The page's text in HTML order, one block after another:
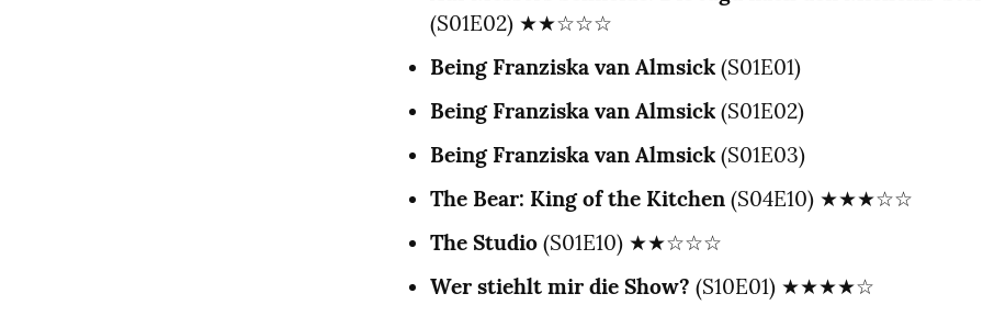
(S01E02) ★★☆☆☆
Being Franziska van Almsick (S01E01)
Being Franziska van Almsick (S01E02)
Being Franziska van Almsick (S01E03)
The Bear: King of the Kitchen (S04E10) ★★★☆☆
The Studio (S01E10) ★★☆☆☆
Wer stiehlt mir die Show? (S10E01) ★★★★☆